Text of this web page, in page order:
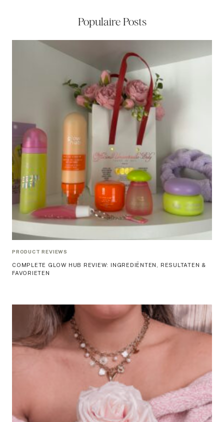
Populaire Posts
PRODUCT REVIEWS
COMPLETE GLOW HUB REVIEW: INGREDIËNTEN, RESULTATEN &
FAVORIETEN